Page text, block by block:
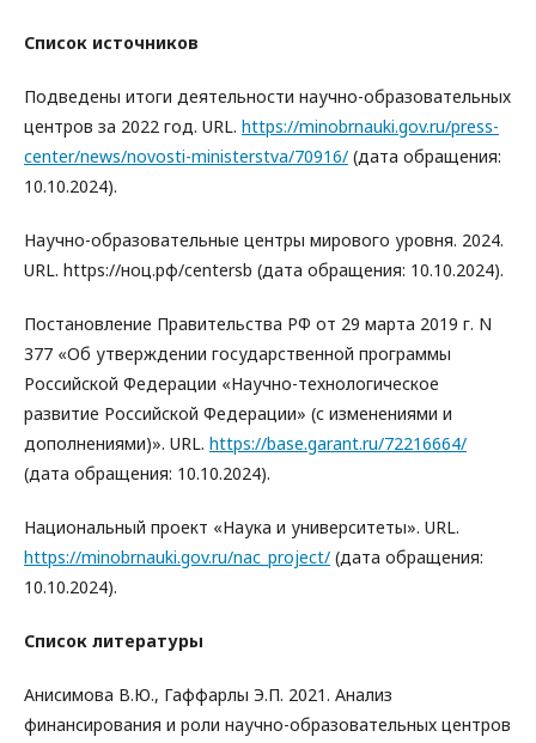
Список источников
Подведены итоги деятельности научно-образовательных
центров за 2022 год. URL. https://minobrnauki.gov.ru/press-
center/news/novosti-ministerstva/70916/ (дата обращения:
10.10.2024).
Научно-образовательные центры мирового уровня. 2024.
URL. https://ноц.рф/centersb (дата обращения: 10.10.2024).
Постановление Правительства РФ от 29 марта 2019 г. N
377 «Об утверждении государственной программы
Российской Федерации «Научно-технологическое
развитие Российской Федерации» (с изменениями и
дополнениями)». URL. https://base.garant.ru/72216664/
(дата обращения: 10.10.2024).
Национальный проект «Наука и университеты». URL.
https://minobrnauki.gov.ru/nac_project/ (дата обращения:
10.10.2024).
Список литературы
Анисимова В.Ю., Гаффарлы Э.П. 2021. Анализ
финансирования и роли научно-образовательных центров